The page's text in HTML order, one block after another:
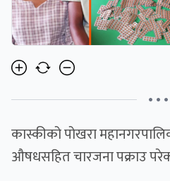
• • •
कास्कीको पोखरा
औषधसहित चारजना पक्राउ